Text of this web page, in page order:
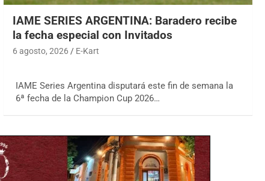
IAME SERIES ARGENTINA: Baradero recibe
la fecha especial con Invitados
6 agosto, 2026 E-Kart
IAME Series Argentina disputará este fin de semana la
6ª fecha de la Champion Cup 2026…